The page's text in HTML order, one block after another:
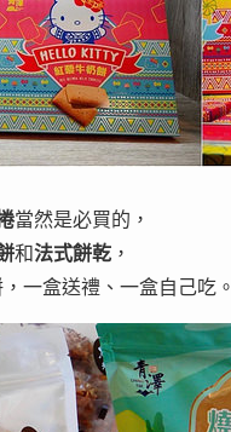
當然是必買的，
和法式餅乾 ，
一盒送禮、一盒自己吃。